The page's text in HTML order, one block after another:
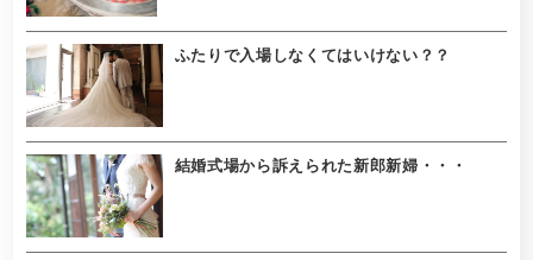
ふたりで入場しなくてはいけない？？
結婚式場から訴えられた新郎新婦・・・